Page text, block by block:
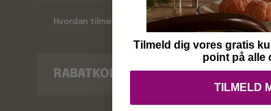
Hvordan tilmelder jeg mig ?
RABATKODER
Tilmeld dig vores gratis
point på alle
TILMELD